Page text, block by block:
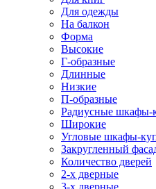
Для одежды
На балкон
Форма
Высокие
Г-образные
Длинные
Низкие
П-образные
Радиусные шкафы-
Широкие
Угловые шкафы-
Закругленный
Количество дверей
2-х дверные
3-х дверные